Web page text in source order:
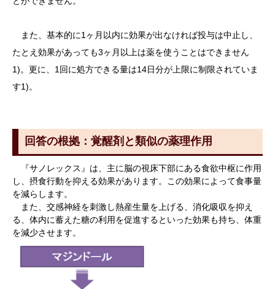
また、基本的に1ヶ月以内に効果が出なければ投与は中止し、
たとえ効果があっても3ヶ月以上は薬を使うことはできません
1)。更に、1回に処方できる量は14日分が上限に制限されていま
す1)。
回答の根拠：覚醒剤と類似の薬理作用
『サノレックス』は、主に脳の視床下部にある食欲中枢に作用
し、摂食行動を抑える効果があります。この効果によって食事量
を減らします。
また、交感神経を刺激し熱産生量を上げる、消化吸収を抑え
る、体内に蓄えた糖の利用を促進するといった効果も持ち、体重
を減少させます。